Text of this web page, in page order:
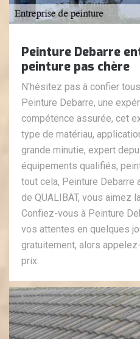
Peinture Debarre
peinture pas chère
N'hésitez pas à confier
Peinture Debarre, une
compétence assurée, cet
type de matériau,
grande minutie, expert
équipements qualifiés,
tout cela, Peinture Debarre
de QUALIBAT, vous aimez
Confiez-vous à Peinture
vos attentes en quelques
gratuitement, alors
prix.